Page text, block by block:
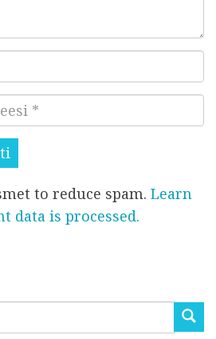
to reduce spam. Learn
data is processed.